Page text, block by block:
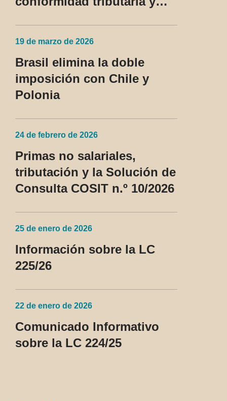
19 de marzo de 2026
Brasil elimina la doble
imposición con Chile y
Polonia
24 de febrero de 2026
Primas no salariales,
tributación y la Solución de
Consulta COSIT n.º 10/2026
25 de enero de 2026
Información sobre la LC
225/26
22 de enero de 2026
Comunicado Informativo
sobre la LC 224/25